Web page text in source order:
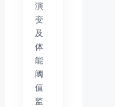
演
变
及
体
能
阈
值
监